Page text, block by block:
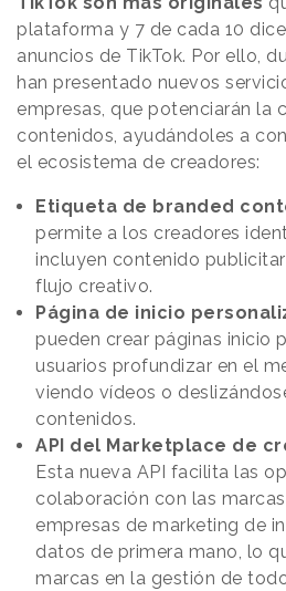
plataforma y 7 de cada 10
anuncios de TikTok. Por ello,
han presentado nuevos
empresas, que potenciarán la
contenidos, ayudándoles a
el ecosistema de creadores:
Etiqueta de branded
permite a los creadores
incluyen contenido
flujo creativo.
Página de inicio
pueden crear páginas inicio
usuarios profundizar en el
viendo vídeos o
contenidos.
API del Marketplace de
Esta nueva API facilita las
colaboración con las
empresas de marketing de
datos de primera mano, lo
marcas en la gestión de